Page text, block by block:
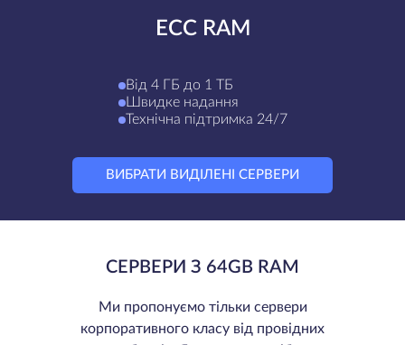
ECC RAM
Від 4 ГБ до 1 ТБ
Швидке надання
Технічна підтримка 24/7
ВИБРАТИ ВИДІЛЕНІ СЕРВЕРИ
СЕРВЕРИ З 64GB RAM
Ми пропонуємо тільки сервери
корпоративного класу від провідних